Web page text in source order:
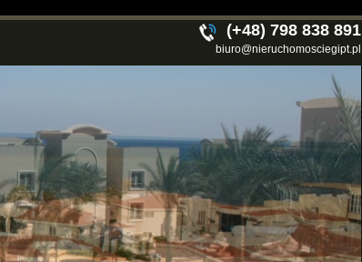
(+48) 798 838 891
biuro@nieruchomosciegipt.pl